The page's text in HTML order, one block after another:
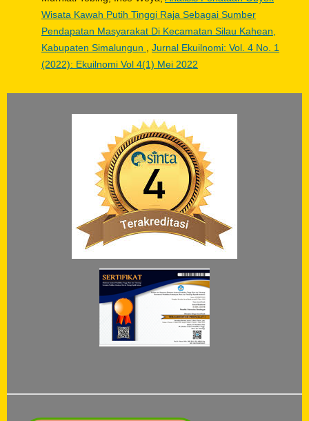
Wisata Kawah Putih Tinggi Raja Sebagai Sumber
Pendapatan Masyarakat Di Kecamatan Silau Kahean,
Kabupaten Simalungun , Jurnal Ekuilnomi: Vol. 4 No. 1
(2022): Ekuilnomi Vol 4(1) Mei 2022